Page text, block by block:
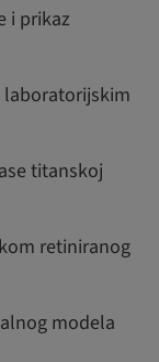
i prikaz
laboratorijskim
titanskoj
retiniranog
modela